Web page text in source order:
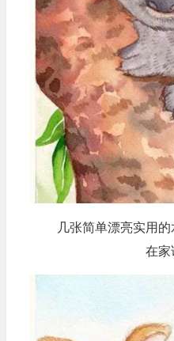
几张简单漂亮实用
在家